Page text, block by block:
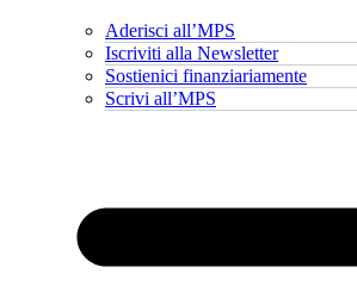
Aderisci all’MPS
Iscriviti alla Newsletter
Sostienici finanziariamente
Scrivi all’MPS